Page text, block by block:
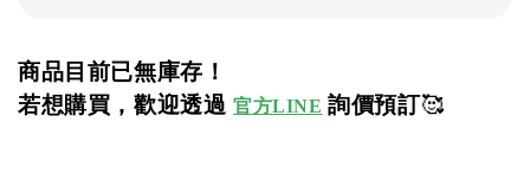
商品目前已無庫存！
若想購買，歡迎透過 官方LINE 詢價預訂🥰